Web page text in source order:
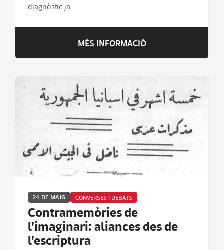
diagnòstic ja…
MÉS INFORMACIÓ
24 DE MAIG CONVERSES I DEBATS
Contramemòries de
l’imaginari: aliances des de
l’escriptura